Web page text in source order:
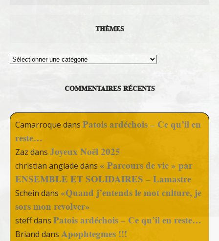
THÈMES
Thèmes
COMMENTAIRES RÉCENTS
Camarroque dans Patois ardéchois – Ce qu’il en
reste…
Zaz dans Joyeux Noël 2025
christian anglade dans « Parcours de vie » par
ENSEMBLE ET SOLIDAIRES – Lamastre
Schein dans «Quand j’entends le mot culture, je
sors mon revolver»
steffdans Patois ardéchois – Ce qu’il en reste…
Briand dans Apophtegmes !!!